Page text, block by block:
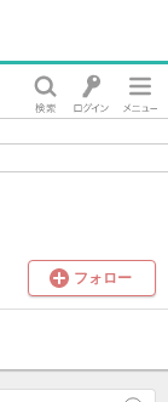
フォロー